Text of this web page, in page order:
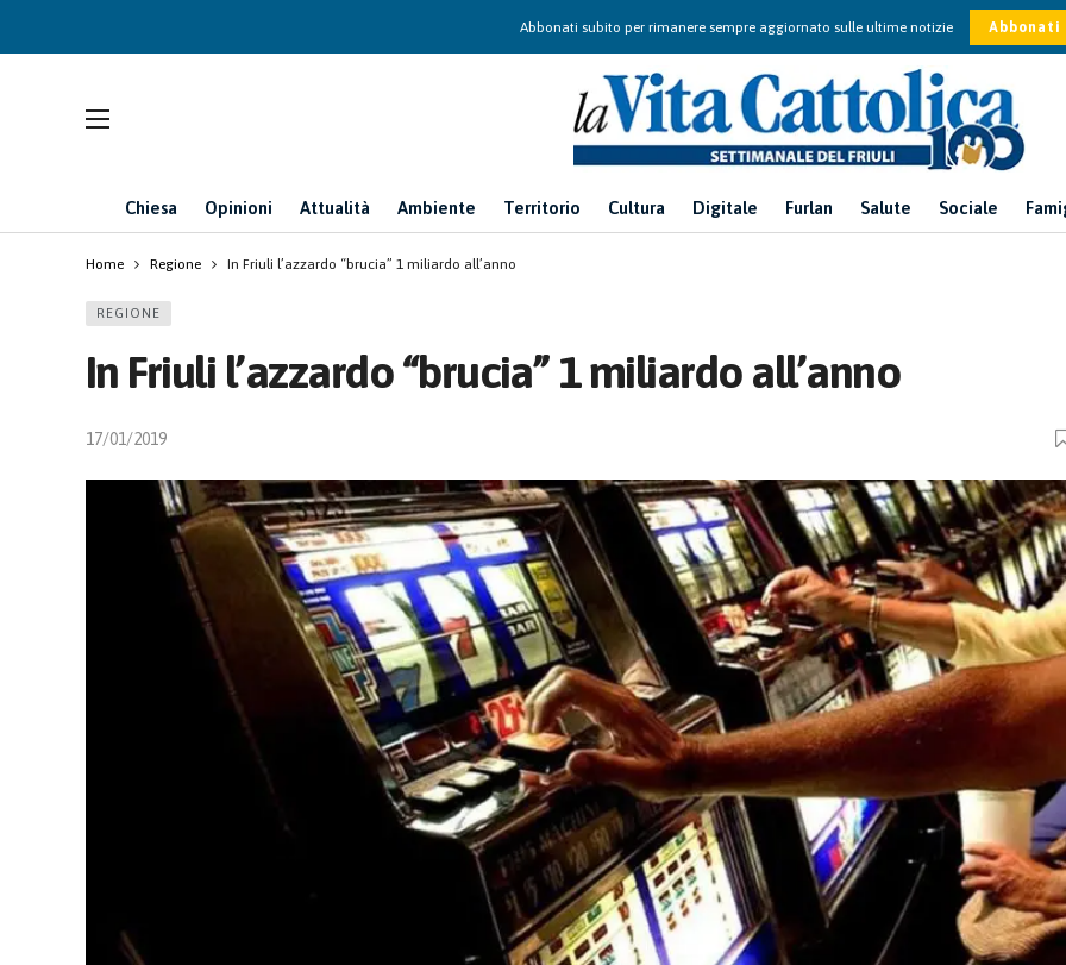
Abbonati subito per rimanere sempre aggiornato sulle ultime notizie Abbonati
Chiesa Opinioni Attualità Ambiente Territorio Cultura Digitale Furlan Salute Sociale
Home Regione In Friuli l’azzardo “brucia” 1 miliardo all’anno
REGIONE
In Friuli l’azzardo “brucia” 1 miliardo all’anno
17/01/2019